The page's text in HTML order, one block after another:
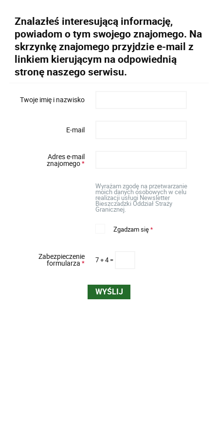
Znalazłeś interesującą informację,
powiadom o tym swojego znajomego. Na
skrzynkę znajomego przyjdzie e-mail z
linkiem kierującym na odpowiednią
stronę naszego serwisu.
Twoje imię i nazwisko
E-mail
Adres e-mail
znajomego*
Wyrażam zgodę na przetwarzanie
moich danych osobowych w celu
realizacji usługi Newsletter
Bieszczadzki Oddział Straży
Granicznej.
Zgadzam się*
Zabezpieczenie
formularza* 7 + 4 =